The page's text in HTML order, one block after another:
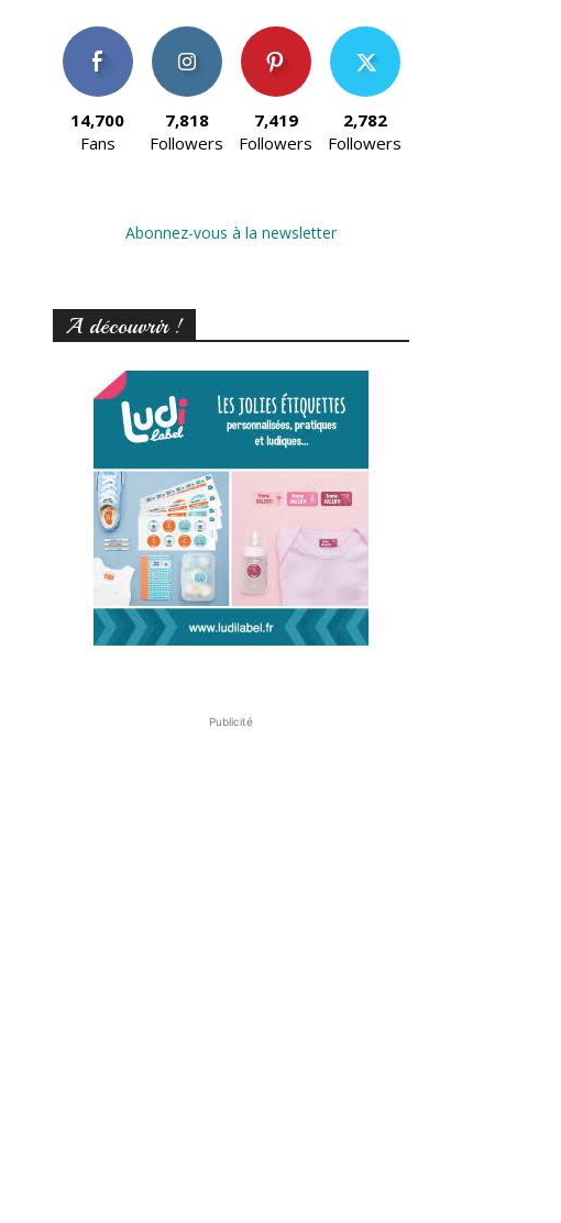
14,700
Fans
7,818
Followers
7,419
Followers
2,782
Followers
Abonnez-vous à la newsletter
A découvrir !
Publicité